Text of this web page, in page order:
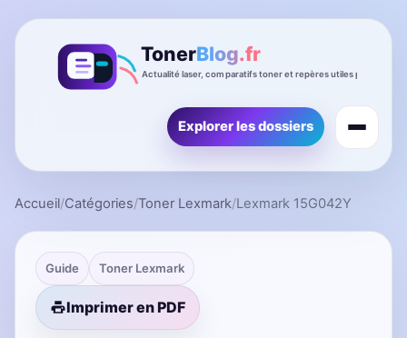
Explorer les dossiers
Accueil/Catégories/Toner Lexmark/Lexmark 15G042Y
Guide Toner Lexmark
Imprimer en PDF